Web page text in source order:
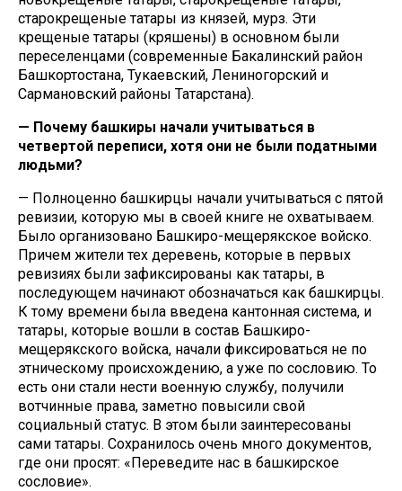
старокрещеные татары из князей, мурз. Эти
крещеные татары (кряшены) в основном были
переселенцами (современные Бакалинский район
Башкортостана, Тукаевский, Лениногорский и
Сармановский районы Татарстана).
— Почему башкиры начали учитываться в
четвертой переписи, хотя они не были податными
людьми?
— Полноценно башкирцы начали учитываться с пятой
ревизии, которую мы в своей книге не охватываем.
Было организовано Башкиро-мещерякское войско.
Причем жители тех деревень, которые в первых
ревизиях были зафиксированы как татары, в
последующем начинают обозначаться как башкирцы.
К тому времени была введена кантонная система, и
татары, которые вошли в состав Башкиро-
мещерякского войска, начали фиксироваться не по
этническому происхождению, а уже по сословию. То
есть они стали нести военную службу, получили
вотчинные права, заметно повысили свой
социальный статус. В этом были заинтересованы
сами татары. Сохранилось очень много документов,
где они просят: «Переведите нас в башкирское
сословие».